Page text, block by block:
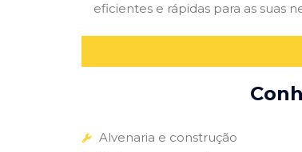
eficientes e rápidas para as suas
Alvenaria e construção